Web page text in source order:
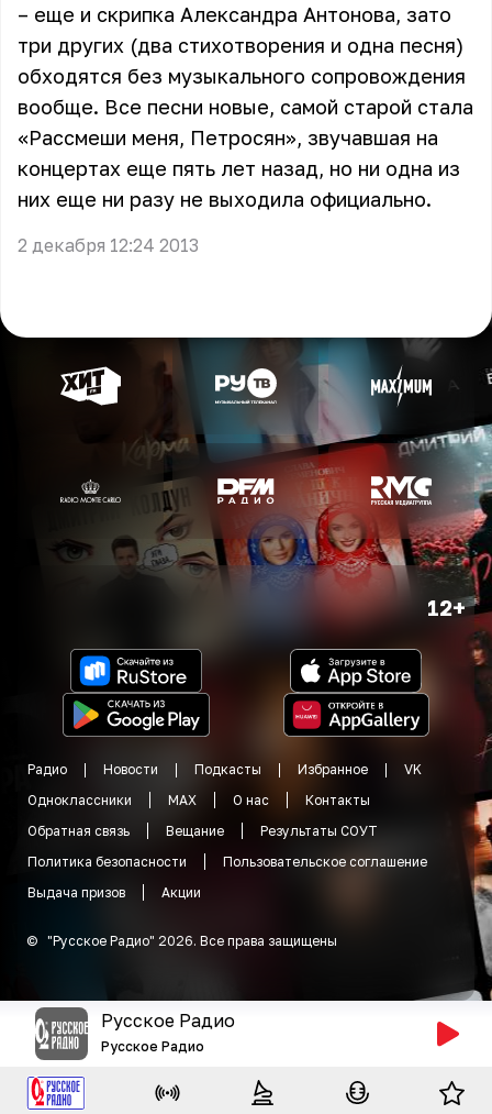
– еще и скрипка Александра Антонова, зато
три других (два стихотворения и одна песня)
обходятся без музыкального сопровождения
вообще. Все песни новые, самой старой стала
«Рассмеши меня, Петросян», звучавшая на
концертах еще пять лет назад, но ни одна из
них еще ни разу не выходила официально.
2 декабря 12:24 2013
12+
Радио Новости Подкасты Избранное
VK
Одноклассники
MAX О нас
Контакты
Обратная связь
Вещание
Результаты СОУТ
Политика безопасности
Пользовательское соглашение
Выдача призов
Акции
© "Русское Радио" 2026. Все права защищены
Русское Радио
Русское Радио